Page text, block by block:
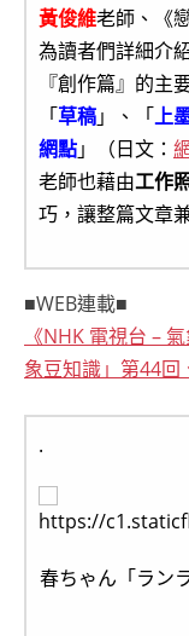
黃俊維老師、《
為讀者們詳細介
『創作篇』的主
「草稿」、「上
網點」（日文：
老師也藉由工作
巧，讓整篇文章
■WEB連載■
《NHK 電視台 –
象豆知識」第44回
.
春ちゃん「ラン